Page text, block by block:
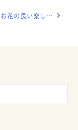
「OURHOME SHOPで見つけた、 ブーケのお花の長い楽しみかた。」OURHOME WEB LETTER